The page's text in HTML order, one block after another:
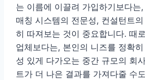
는 이름에 이끌려 가입하기보다는
매칭 시스템의 전문성, 컨설턴트
히 따져보는 것이 중요합니다. 때
업체보다는, 본인의 니즈를 정확
성 있게 다가오는 중간 규모의 회
트가 더 나은 결과를 가져다줄 수